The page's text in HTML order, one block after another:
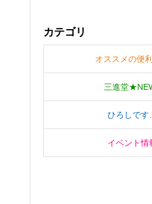
カテゴリ
オススメの便
三進堂
ひろしです
イベント情